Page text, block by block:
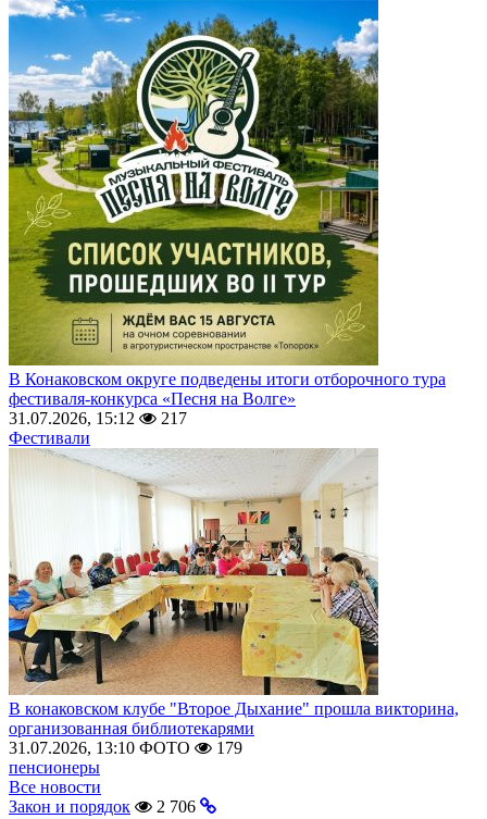
В Конаковском округе подведены итоги отборочного тура
фестиваля-конкурса «Песня на Волге»
31.07.2026, 15:12
217
Фестивали
В конаковском клубе "Второе Дыхание" прошла викторина,
организованная библиотекарями
31.07.2026, 13:10 ФОТО
179
пенсионеры
Все новости
Закон и порядок
2 706